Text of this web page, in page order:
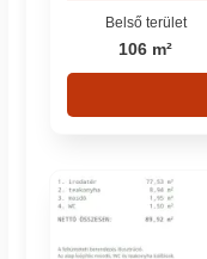
Belső terület
106 m²